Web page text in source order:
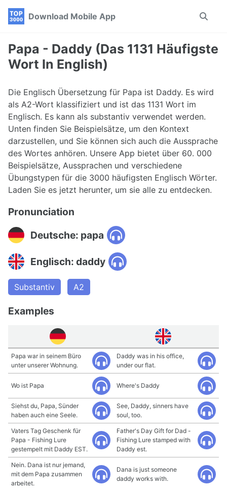
Skip
navigation
Skip
Skip
Download Mobile App
Toggle
Papa - Daddy (Das 1131 Häufigste
Wort In English)
Die Englisch Übersetzung für Papa ist Daddy. Es wird
als A2-Wort klassifiziert und ist das 1131 Wort im
Englisch. Es kann als substantiv verwendet werden.
Unten finden Sie Beispielsätze, um den Kontext
darzustellen, und Sie können sich auch die Aussprache
des Wortes anhören. Unsere App bietet über 60. 000
Beispielsätze, Aussprachen und verschiedene
Übungstypen für die 3000 häufigsten Englisch Wörter.
Laden Sie es jetzt herunter, um sie alle zu entdecken.
Pronunciation
Deutsche: papa
Englisch: daddy
Substantiv A2
Examples
Papa war in seinem Büro
unter unserer Wohnung.
Daddy was in his office,
under our flat.
Wo ist Papa Where's Daddy
Siehst du, Papa, Sünder
haben auch eine Seele.
See, Daddy, sinners have
soul, too.
Vaters Tag Geschenk für
Papa - Fishing Lure
gestempelt mit Daddy EST.
Father's Day Gift for Dad -
Fishing Lure stamped with
Daddy est.
Nein. Dana ist nur jemand,
mit dem Papa zusammen
arbeitet.
Dana is just someone
daddy works with.